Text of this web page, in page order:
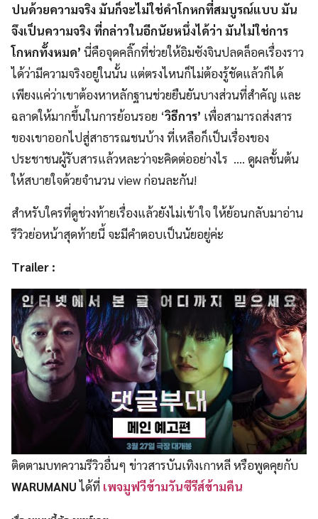
ปนด้วยความจริง มันก็จะไม่ใช่คำโกหกที่สมบูรณ์แบบ มัน
จึงเป็นความจริง ที่กล่าวในอีกนัยหนึ่งได้ว่า มันไม่ใช่การ
โกหกทั้งหมด’ นี่คือจุดคลิ๊กที่ช่วยให้อิมซังจินปลดล็อคเรื่องราว
ได้ว่ามีความจริงอยู่ในนั้น แต่ตรงไหนก็ไม่ต้องรู้ชัดแล้วก็ได้
เพียงแค่ว่าเขาต้องหาหลักฐานช่วยยืนยันบางส่วนที่สำคัญ และ
ฉลาดให้มากขึ้นในการย้อนรอย ‘วิธีการ’ เพื่อสามารถส่งสาร
ของเขาออกไปสู่สาธารณชนบ้าง ที่เหลือก็เป็นเรื่องของ
ประชาชนผู้รับสารแล้วหละว่าจะคิดต่ออย่างไร …. ดูผลขั้นต้น
ให้สบายใจด้วยจำนวน view ก่อนละกัน!
สำหรับใครที่ดูช่วงท้ายเรื่องแล้วยังไม่เข้าใจ ให้ย้อนกลับมาอ่าน
รีวิวย่อหน้าสุดท้ายนี้ จะมีคำตอบเป็นนัยอยู่ค่ะ
Trailer :
ติดตามบทความรีวิวอื่นๆ ข่าวสารบันเทิงเกาหลี หรือพูดคุยกับ
WARUMANUได้ที่ เพจมูฟวีข้ามวันซีรีส์ข้ามคืน